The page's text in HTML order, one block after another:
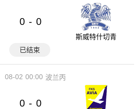
0 - 0
斯威特什切青
已结束
00:00
08-02 波兰丙
0 - 0